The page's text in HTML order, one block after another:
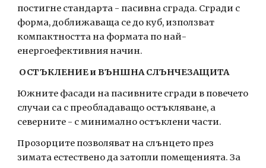
постигне стандарта - пасивна сграда. Сгради с
форма, доближаваща се до куб, използват
компактността на формата по най-
енергоефективния начин.
ОСТЪКЛЕНИЕ и ВЪНШНА СЛЪНЧЕЗАЩИТА
Южните фасади на пасивните сгради в повечето
случаи са с преобладаващо остъкляване, а
северните - с минимално остъклени части.
Прозорците позволяват на слънцето през
зимата естествено да затопли помещенията. За